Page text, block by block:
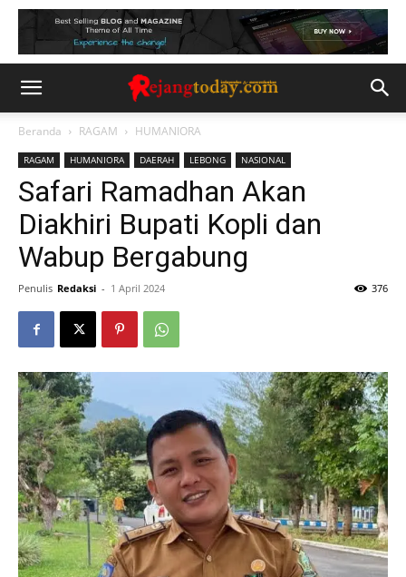
Beranda RAGAM HUMANIORA
RAGAM HUMANIORA DAERAH LEBONG NASIONAL
Safari Ramadhan Akan
Diakhiri Bupati Kopli dan
Wabup Bergabung
Penulis Redaksi - 1 April 2024 376